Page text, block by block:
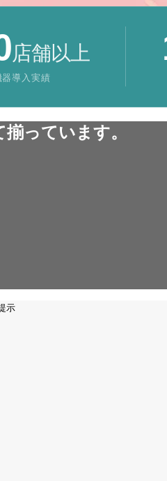
店舗以上
器導入実績
っています。
示